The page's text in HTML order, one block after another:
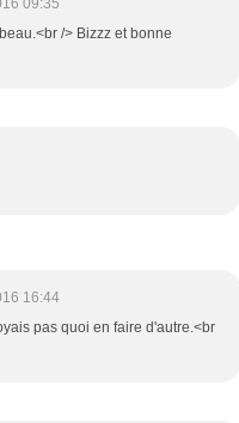
/> Bizzz et bonne
16:44
pas quoi en faire d'autre.<br